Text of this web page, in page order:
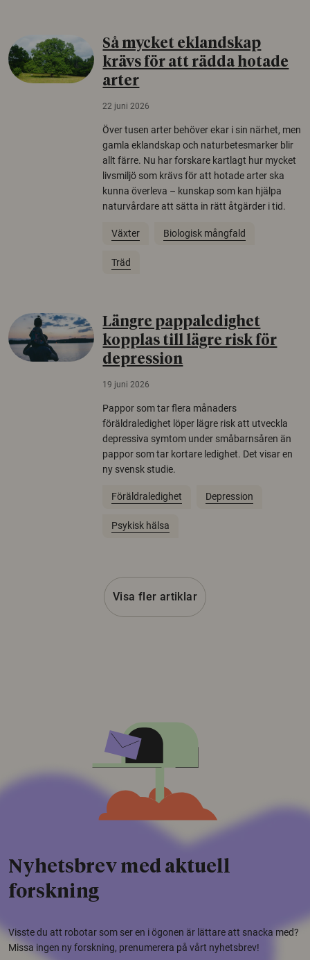
Så mycket eklandskap
krävs för att rädda hotade
arter
22 juni 2026
Över tusen arter behöver ekar i sin närhet, men
gamla eklandskap och naturbetesmarker blir
allt färre. Nu har forskare kartlagt hur mycket
livsmiljö som krävs för att hotade arter ska
kunna överleva – kunskap som kan hjälpa
naturvårdare att sätta in rätt åtgärder i tid.
Växter Biologisk mångfald
Träd
Längre pappaledighet
kopplas till lägre risk för
depression
19 juni 2026
Pappor som tar flera månaders
föräldraledighet löper lägre risk att utveckla
depressiva symtom under småbarnsåren än
pappor som tar kortare ledighet. Det visar en
ny svensk studie.
Föräldraledighet Depression
Psykisk hälsa
Visa fler artiklar
Nyhetsbrev med aktuell
forskning
Visste du att robotar som ser en i ögonen är lättare att snacka med?
Missa ingen ny forskning, prenumerera på vårt nyhetsbrev!